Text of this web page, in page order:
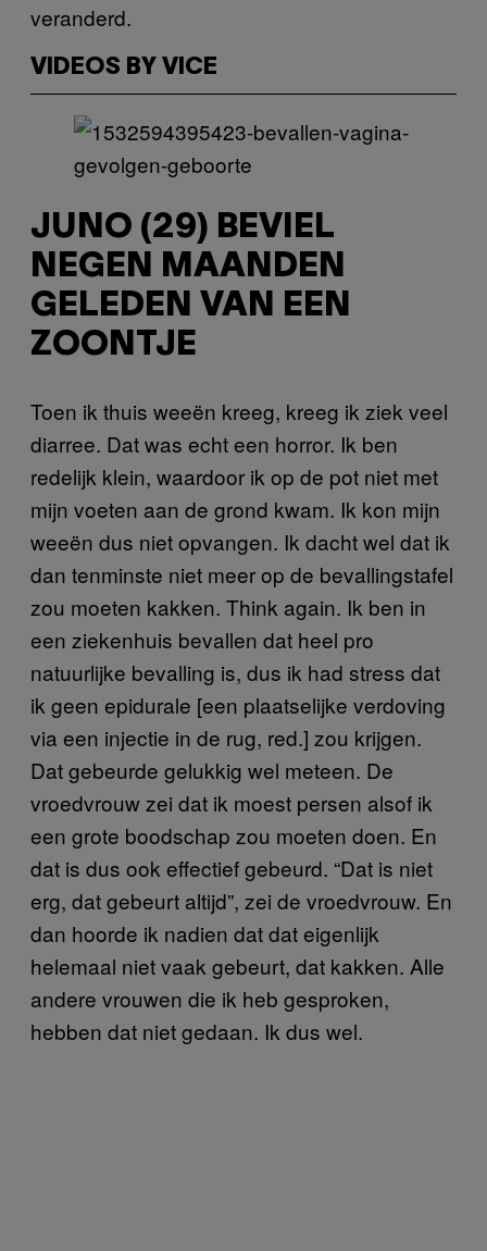
veranderd.
VIDEOS BY VICE
JUNO (29) BEVIEL
NEGEN MAANDEN
GELEDEN VAN EEN
ZOONTJE
Toen ik thuis weeën kreeg, kreeg ik ziek veel
diarree. Dat was echt een horror. Ik ben
redelijk klein, waardoor ik op de pot niet met
mijn voeten aan de grond kwam. Ik kon mijn
weeën dus niet opvangen. Ik dacht wel dat ik
dan tenminste niet meer op de bevallingstafel
zou moeten kakken. Think again. Ik ben in
een ziekenhuis bevallen dat heel pro
natuurlijke bevalling is, dus ik had stress dat
ik geen epidurale [een plaatselijke verdoving
via een injectie in de rug, red.] zou krijgen.
Dat gebeurde gelukkig wel meteen. De
vroedvrouw zei dat ik moest persen alsof ik
een grote boodschap zou moeten doen. En
dat is dus ook effectief gebeurd. “Dat is niet
erg, dat gebeurt altijd”, zei de vroedvrouw. En
dan hoorde ik nadien dat dat eigenlijk
helemaal niet vaak gebeurt, dat kakken. Alle
andere vrouwen die ik heb gesproken,
hebben dat niet gedaan. Ik dus wel.